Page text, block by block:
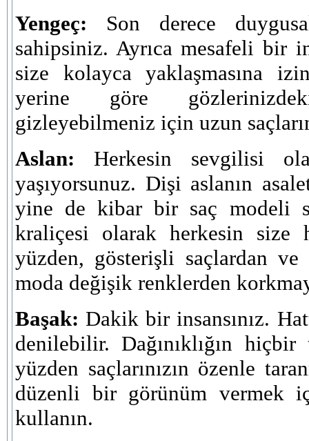
Yengeç: Son derece
sahipsiniz. Ayrıca mesafeli bir
size kolayca yaklaşmasına
yerine göre
gizleyebilmeniz için uzun
Aslan: Herkesin sevgilisi
yaşıyorsunuz. Dişi aslanın
yine de kibar bir saç modeli
kraliçesi olarak herkesin size
yüzden, gösterişli saçlardan ve
moda değişik renklerden
Başak: Dakik bir insansınız.
denilebilir. Dağınıklığın hiçbir
yüzden saçlarınızın özenle
düzenli bir görünüm vermek
kullanın.